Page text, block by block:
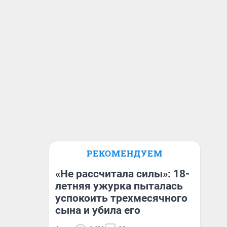
РЕКОМЕНДУЕМ
«Не рассчитала силы»: 18-
летняя ужурка пыталась
успокоить трехмесячного
сына и убила его